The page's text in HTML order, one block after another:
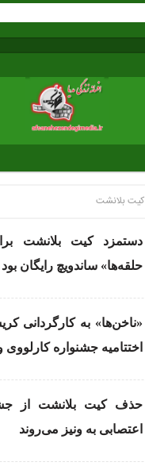
کیت بلانشت
دستمزد کیت بلانشت
حلقه‌ها» ساندویچ رایگان بود
«ناخن‌ها» به کارگردانی
اختتامیه جشنواره
حذف کیت بلانشت از
اعتصابی به ونیز می‌روند